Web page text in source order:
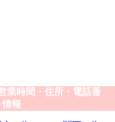
業時間・住所・電話番
報